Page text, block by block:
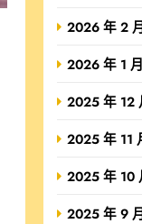
2026 年 2
2026 年 1 月
2025 年 12
2025 年 11
2025 年 10
2025 年 9